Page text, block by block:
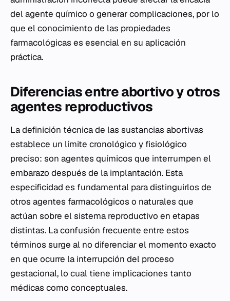
del agente químico o generar complicaciones, por lo
que el conocimiento de las propiedades
farmacológicas es esencial en su aplicación
práctica.
Diferencias entre abortivo y otros
agentes reproductivos
La definición técnica de las sustancias abortivas
establece un límite cronológico y fisiológico
preciso: son agentes químicos que interrumpen el
embarazo después de la implantación. Esta
especificidad es fundamental para distinguirlos de
otros agentes farmacológicos o naturales que
actúan sobre el sistema reproductivo en etapas
distintas. La confusión frecuente entre estos
términos surge al no diferenciar el momento exacto
en que ocurre la interrupción del proceso
gestacional, lo cual tiene implicaciones tanto
médicas como conceptuales.